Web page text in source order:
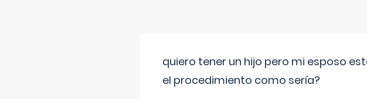
quiero tener un hijo pero mi esposo
el procedimiento como sería?